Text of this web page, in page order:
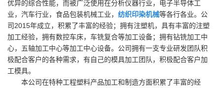
优异的综合性能，而被广泛使用在分析仪器行业，电子半导体工
业，汽车行业，食品包装机械工业， 纺织印染机械等各行各业。公
司2015年成立，积累了丰富的经验；拥有注塑机，具有丰富的注塑
加工经验，拥有数控车床，车铣复合等加工设备；拥有钻铣加工中
心，五轴加工中心等加工中心设备。公司拥有一支专业研发团队积
极配合客户的各种需求，有自己的模具加工团队，积极配合客户加
工模具。
本公司在特种工程塑料产品加工和制造方面积累了丰富的经